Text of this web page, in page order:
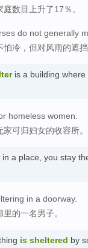
数目上升了17％。
do not generally
怕冷，但对风雨的遮挡
is a building where
homeless women.
家可归妇女的收容所。
in a place, you stay
in a doorway.
的一名男子。
is sheltered by